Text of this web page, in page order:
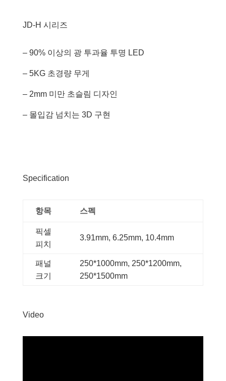
JD-H 시리즈
– 90% 이상의 광 투과율 투명 LED
– 5KG 초경량 무게
– 2mm 미만 초슬림 디자인
– 몰입감 넘치는 3D 구현
Specification
항목 스펙
픽셀
피치
3.91mm, 6.25mm, 10.4mm
패널
크기
250*1000mm, 250*1200mm,
250*1500mm
Video